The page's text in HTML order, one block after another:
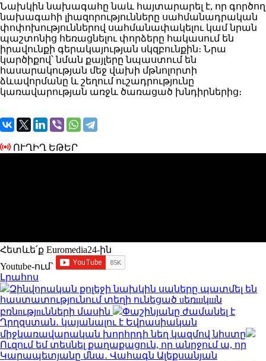
Նախկին նախագահը նաև հայտարարել է, որ գործող
նախագահի լիազորությունները սահմանադրական
փոփոխություններով սահմանափակելու կամ նրան
պաշտոնից հեռացնելու փորձերը հակասում են
իրավունքի գերակայության սկզբունքին։ Նրա
կարծիքով՝ նման քայլերը նպաստում են
հասարակության մեջ վախի մթնոլորտի
ձևավորմանը և շեղում ուշադրությունը
կառավարության առջև ծառացած խնդիրներից։
ՈՒՂԻՂ ԵԹԵՐ
Հետևե՛ք Euromedia24-ին
Youtube-ում`
Լրահոս
Զինվորական քոլեջի նախկին սաները պատմել են
հաստատությունում տեղի ունեցած uեռшկшն
բռնnւթյnւնների մասին
Փաշինյանը ժամանել է
Ղրղզստան․ կայանալու է Եվրասիական
միջկառավարական խորհրդի նեղ կազմով նիստը
Ուզում եմ տեսնել քաղաքացուն, որ անրջում ա, որ
Կարապետյանը մնա․ Վահագն Ալեքսանյան